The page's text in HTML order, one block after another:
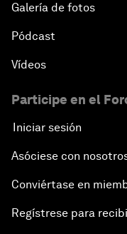
Galería de fotos
Pódcast
Vídeos
Participe en el
Iniciar sesión
Asóciese con
Conviértase en
Regístrese para